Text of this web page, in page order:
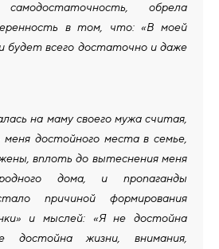
обрела
в том, что: «В моей
будет всего достаточно и даже
на маму своего мужа считая,
достойного места в семье,
вплоть до вытеснения меня
дома, и пропаганды
причиной формирования
и мыслей: «Я не достойна
достойна жизни, внимания,